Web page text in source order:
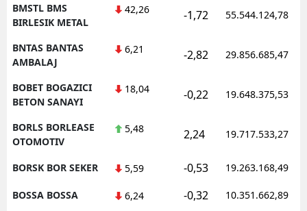
BMSTL BMS
BIRLESIK METAL
42,26 -1,72 55.544.124,78
BNTAS BANTAS
AMBALAJ
6,21 -2,82 29.856.685,47
BOBET BOGAZICI
BETON SANAYI
18,04 -0,22 19.648.375,53
BORLS BORLEASE
OTOMOTIV
5,48 2,24 19.717.533,27
BORSK BOR SEKER 5,59 -0,53 19.263.168,49
BOSSA BOSSA 6,24 -0,32 10.351.662,89